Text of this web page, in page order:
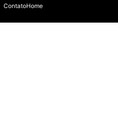
ContatoHome